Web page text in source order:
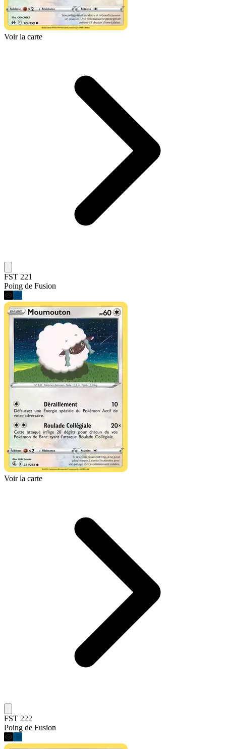
Voir la carte
FST 221
Poing de Fusion
Voir la carte
FST 222
Poing de Fusion